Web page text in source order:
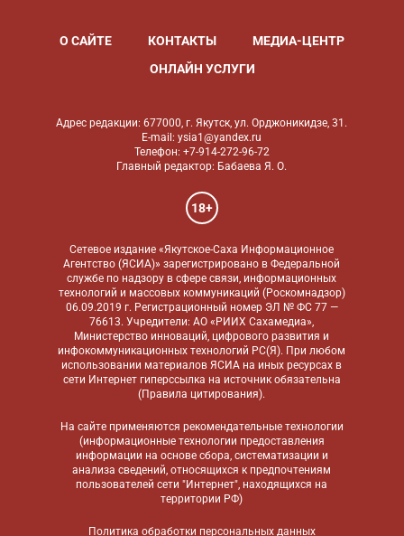
О САЙТЕ КОНТАКТЫ
МЕДИА-ЦЕНТР
ОНЛАЙН УСЛУГИ
Адрес редакции: 677000, г. Якутск, ул. Орджоникидзе, 31.
E-mail: ysia1@yandex.ru
Телефон: +7-914-272-96-72
Главный редактор: Бабаева Я. О.
18+
Сетевое издание «Якутское-Саха Информационное
Агентство (ЯСИА)» зарегистрировано в Федеральной
службе по надзору в сфере связи, информационных
технологий и массовых коммуникаций (Роскомнадзор)
06.09.2019 г. Регистрационный номер ЭЛ № ФС 77 —
76613. Учредители: АО «РИИХ Сахамедиа»,
Министерство инноваций, цифрового развития и
инфокоммуникационных технологий РС(Я). При любом
использовании материалов ЯСИА на иных ресурсах в
сети Интернет гиперссылка на источник обязательна
(Правила цитирования).
На сайте применяются рекомендательные технологии
(информационные технологии предоставления
информации на основе сбора, систематизации и
анализа сведений, относящихся к предпочтениям
пользователей сети "Интернет", находящихся на
территории РФ)
Политика обработки персональных данных